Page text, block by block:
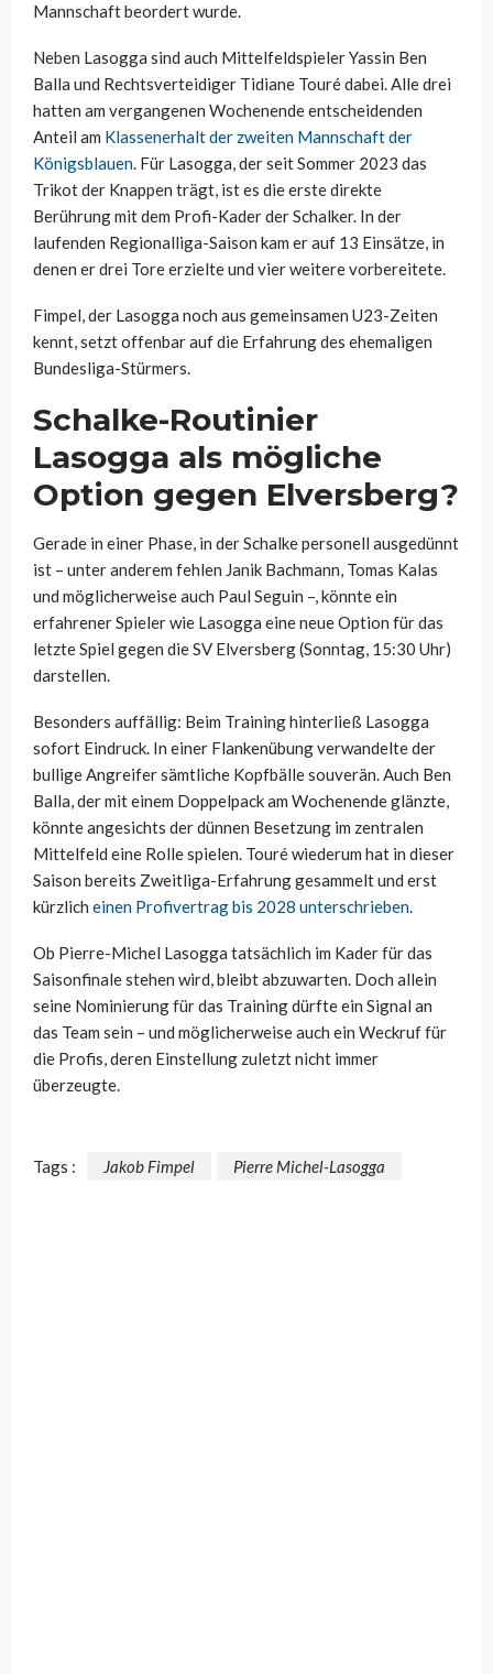
Mannschaft beordert wurde.
Neben Lasogga sind auch Mittelfeldspieler Yassin Ben
Balla und Rechtsverteidiger Tidiane Touré dabei. Alle drei
hatten am vergangenen Wochenende entscheidenden
Anteil am Klassenerhalt der zweiten Mannschaft der
Königsblauen. Für Lasogga, der seit Sommer 2023 das
Trikot der Knappen trägt, ist es die erste direkte
Berührung mit dem Profi-Kader der Schalker. In der
laufenden Regionalliga-Saison kam er auf 13 Einsätze, in
denen er drei Tore erzielte und vier weitere vorbereitete.
Fimpel, der Lasogga noch aus gemeinsamen U23-Zeiten
kennt, setzt offenbar auf die Erfahrung des ehemaligen
Bundesliga-Stürmers.
Schalke-Routinier
Lasogga als mögliche
Option gegen Elversberg?
Gerade in einer Phase, in der Schalke personell ausgedünnt
ist – unter anderem fehlen Janik Bachmann, Tomas Kalas
und möglicherweise auch Paul Seguin –, könnte ein
erfahrener Spieler wie Lasogga eine neue Option für das
letzte Spiel gegen die SV Elversberg (Sonntag, 15:30 Uhr)
darstellen.
Besonders auffällig: Beim Training hinterließ Lasogga
sofort Eindruck. In einer Flankenübung verwandelte der
bullige Angreifer sämtliche Kopfbälle souverän. Auch Ben
Balla, der mit einem Doppelpack am Wochenende glänzte,
könnte angesichts der dünnen Besetzung im zentralen
Mittelfeld eine Rolle spielen. Touré wiederum hat in dieser
Saison bereits Zweitliga-Erfahrung gesammelt und erst
kürzlich einen Profivertrag bis 2028 unterschrieben.
Ob Pierre-Michel Lasogga tatsächlich im Kader für das
Saisonfinale stehen wird, bleibt abzuwarten. Doch allein
seine Nominierung für das Training dürfte ein Signal an
das Team sein – und möglicherweise auch ein Weckruf für
die Profis, deren Einstellung zuletzt nicht immer
überzeugte.
Tags : Jakob Fimpel Pierre Michel-Lasogga